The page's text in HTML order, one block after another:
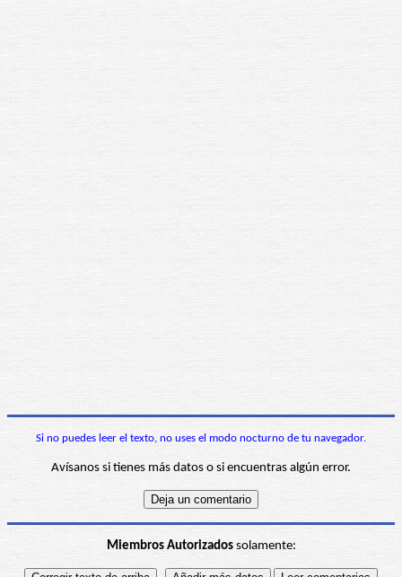
Si no puedes leer el texto, no uses el modo nocturno de tu navegador.
Avísanos si tienes más datos o si encuentras algún error.
Miembros Autorizadossolamente: